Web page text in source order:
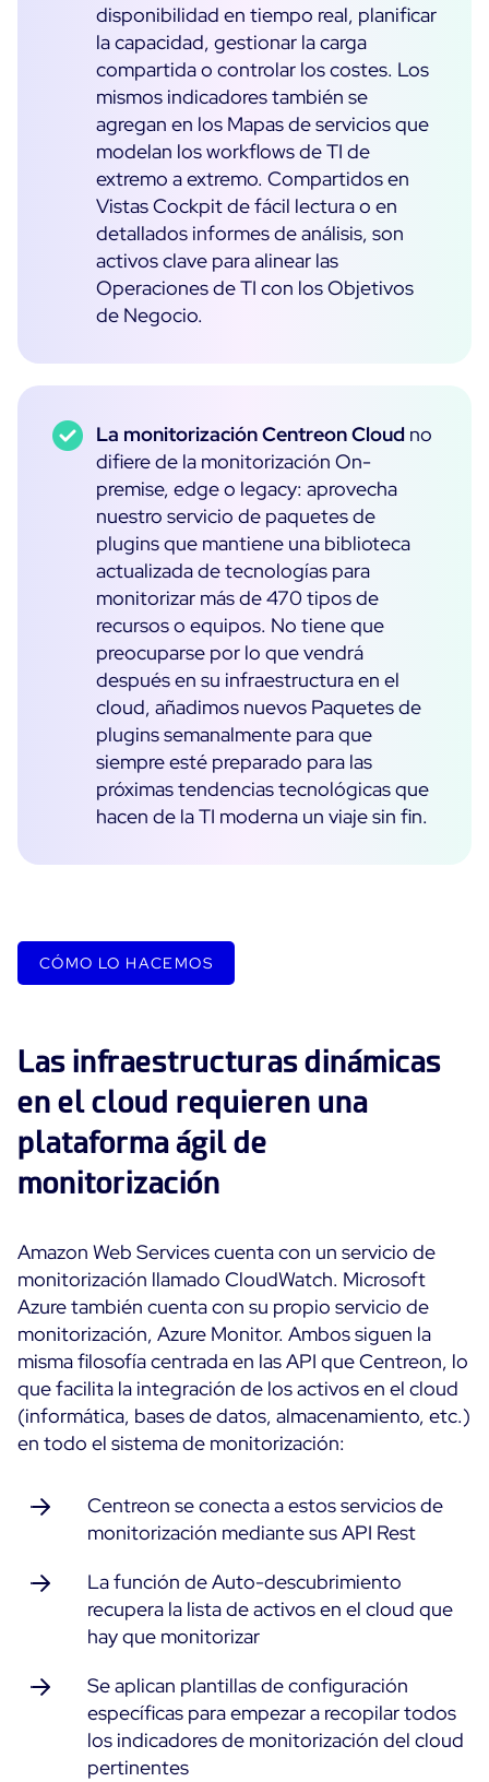
disponibilidad en tiempo real, planificar
la capacidad, gestionar la carga
compartida o controlar los costes. Los
mismos indicadores también se
agregan en los Mapas de servicios que
modelan los workflows de TI de
extremo a extremo. Compartidos en
Vistas Cockpit de fácil lectura o en
detallados informes de análisis, son
activos clave para alinear las
Operaciones de TI con los Objetivos
de Negocio.
La monitorización Centreon Cloud no
difiere de la monitorización On-
premise, edge o legacy: aprovecha
nuestro servicio de paquetes de
plugins que mantiene una biblioteca
actualizada de tecnologías para
monitorizar más de 470 tipos de
recursos o equipos. No tiene que
preocuparse por lo que vendrá
después en su infraestructura en el
cloud, añadimos nuevos Paquetes de
plugins semanalmente para que
siempre esté preparado para las
próximas tendencias tecnológicas que
hacen de la TI moderna un viaje sin fin.
CÓMO LO HACEMOS
Las infraestructuras dinámicas
en el cloud requieren una
plataforma ágil de
monitorización
Amazon Web Services cuenta con un servicio de
monitorización llamado CloudWatch. Microsoft
Azure también cuenta con su propio servicio de
monitorización, Azure Monitor. Ambos siguen la
misma filosofía centrada en las API que Centreon, lo
que facilita la integración de los activos en el cloud
(informática, bases de datos, almacenamiento, etc.)
en todo el sistema de monitorización:
Centreon se conecta a estos servicios de
monitorización mediante sus API Rest
La función de Auto-descubrimiento
recupera la lista de activos en el cloud que
hay que monitorizar
Se aplican plantillas de configuración
específicas para empezar a recopilar todos
los indicadores de monitorización del cloud
pertinentes